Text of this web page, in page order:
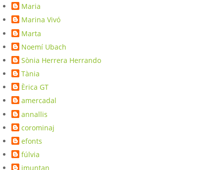
Maria
Marina Vivó
Marta
Noemí Ubach
Sònia Herrera Herrando
Tània
Èrica GT
amercadal
annallis
corominaj
efonts
fúlvia
imuntan